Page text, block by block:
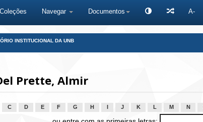
Navegar Documentos A-
INSTITUCIONAL DA UNB
Prette, Almir
C D E F G H J K L M N